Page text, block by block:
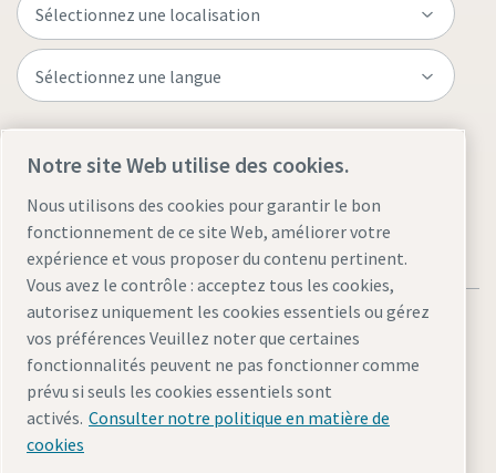
Mentions légales et politique de confidentialité
Gérer les cookies
Notre site Web utilise des cookies.
Nous utilisons des cookies pour garantir le bon
fonctionnement de ce site Web, améliorer votre
expérience et vous proposer du contenu pertinent.
Vous avez le contrôle : acceptez tous les cookies,
autorisez uniquement les cookies essentiels ou gérez
vos préférences Veuillez noter que certaines
fonctionnalités peuvent ne pas fonctionner comme
prévu si seuls les cookies essentiels sont
activés. Consulter notre politique en matière de
cookies